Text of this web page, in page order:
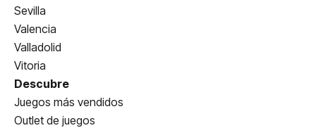
Sevilla
Valencia
Valladolid
Vitoria
Descubre
Juegos más vendidos
Outlet de juegos